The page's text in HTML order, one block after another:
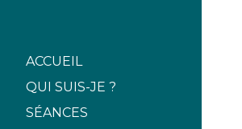
ACCUEIL
QUI SUIS-JE ?
SÉANCES